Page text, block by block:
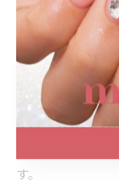
れず個性を活か
ント向けまで幅
「自分だけの特
ッシュしたい」
イベートサロン
る集客も期待で
す。